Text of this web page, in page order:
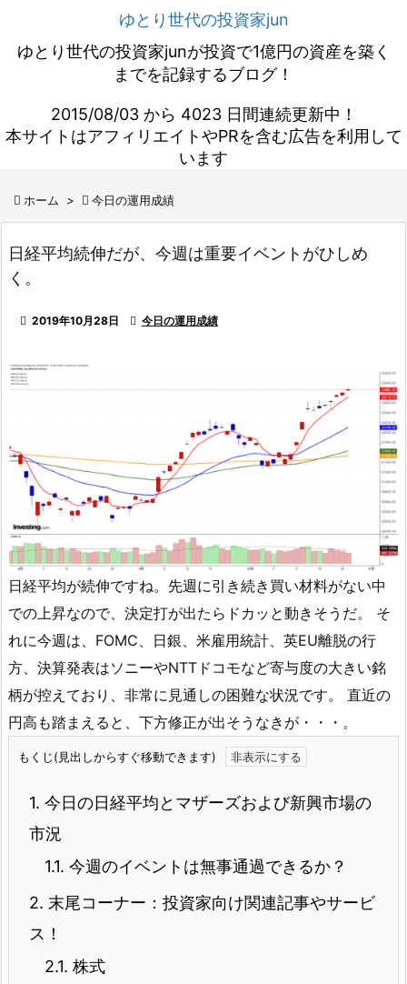
ゆとり世代の投資家jun
ゆとり世代の投資家junが投資で1億円の資産を築く
までを記録するブログ！
2015/08/03 から 4023 日間連続更新中！
本サイトはアフィリエイトやPRを含む広告を利用して
います
 ホーム >  今日の運用成績
日経平均続伸だが、今週は重要イベントがひしめ
く。
 2019年10月28日  今日の運用成績
日経平均が続伸ですね。先週に引き続き買い材料がない中
での上昇なので、決定打が出たらドカッと動きそうだ。 そ
れに今週は、FOMC、日銀、米雇用統計、英EU離脱の行
方、決算発表はソニーやNTTドコモなど寄与度の大きい銘
柄が控えており、非常に見通しの困難な状況です。 直近の
円高も踏まえると、下方修正が出そうなきが・・・。
もくじ(見出しからすぐ移動できます)
1. 今日の日経平均とマザーズおよび新興市場の
市況
1.1. 今週のイベントは無事通過できるか？
2. 末尾コーナー：投資家向け関連記事やサービ
ス！
2.1. 株式